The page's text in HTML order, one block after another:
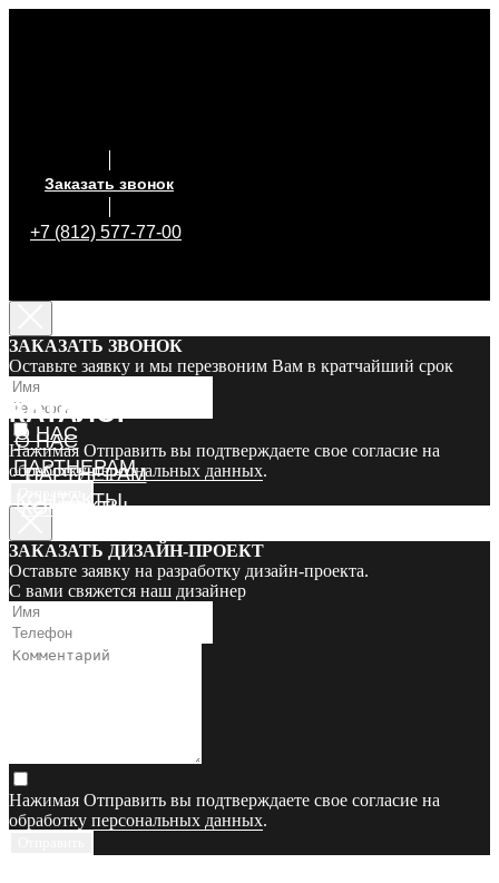
Заказать звонок
+7 (812) 577-77-00
КАТАЛОГ
О НАС
ПАРТНЕРАМ
КОНТАКТЫ
КАТАЛОГ
О НАС
ПАРТНЕРАМ
КОНТАКТЫ
ЗАКАЗАТЬ ЗВОНОК
Оставьте заявку и мы перезвоним Вам в кратчайший срок
Нажимая Отправить вы подтверждаете свое согласие на
обработку персональных данных.
ЗАКАЗАТЬ ДИЗАЙН-ПРОЕКТ
Оставьте заявку на разработку дизайн-проекта.
С вами свяжется наш дизайнер
Нажимая Отправить вы подтверждаете свое согласие на
обработку персональных данных.